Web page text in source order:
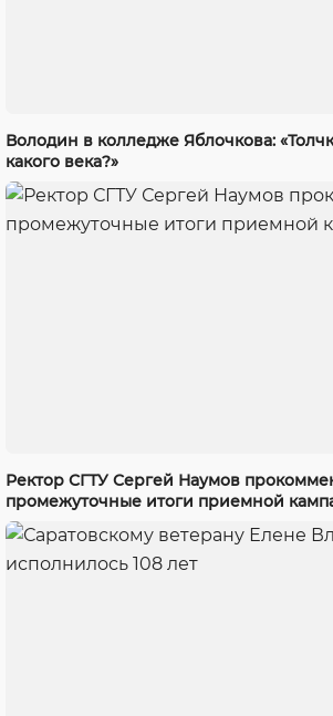
Володин в колледже Яблочкова:
какого века?»
Ректор СГТУ Сергей Наумов
промежуточные итоги приемной